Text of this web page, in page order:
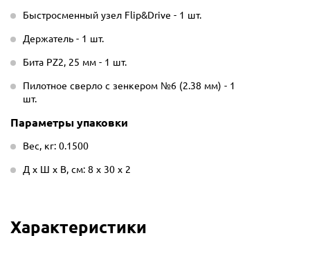
Быстросменный узел Flip&Drive - 1 шт.
Держатель - 1 шт.
Бита PZ2, 25 мм - 1 шт.
Пилотное сверло с зенкером №6 (2.38 мм) - 1
шт.
Параметры упаковки
Вес, кг: 0.1500
Д х Ш х В, см: 8 х 30 х 2
Характеристики